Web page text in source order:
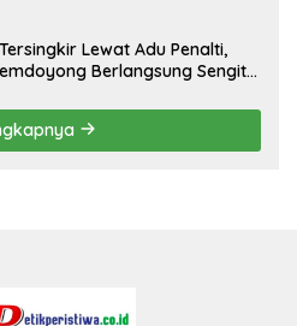
Lewat Adu Penalti,
Berlangsung Sengit